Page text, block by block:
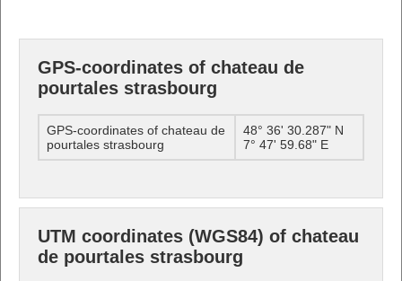
GPS-coordinates of chateau de
pourtales strasbourg
GPS-coordinates of chateau de
pourtales strasbourg
48° 36' 30.287" N
7° 47' 59.68" E
UTM coordinates (WGS84) of chateau
de pourtales strasbourg